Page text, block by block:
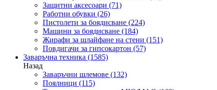
Защитни аксесоари (71)
Работни обувки (26)
Пистолети за боядисване (224)
Машини за боядисване (184)
Жирафи за шлайфане на стени (151)
Повдигачи за гипсокартон (57)
Заваръчна техника (1585)
Назад
Заваръчни шлемове (132)
Поялници (115)